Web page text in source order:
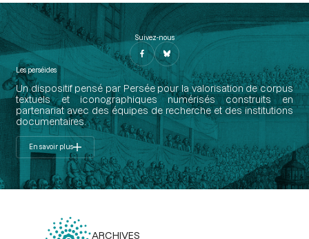
Suivez-nous
Les perséides
Un dispositif pensé par Persée pour la valorisation de corpus
textuels et iconographiques numérisés construits en
partenariat avec des équipes de recherche et des institutions
documentaires.
En savoir plus
ARCHIVES